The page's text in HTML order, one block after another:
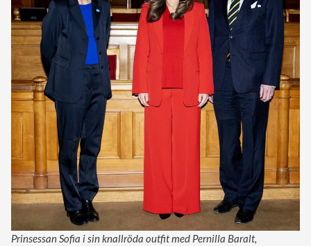
Prinsessan Sofia i sin knallröda outfit med Pernilla Baralt,